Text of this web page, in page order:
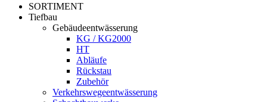
SORTIMENT
Tiefbau
Gebäudeentwässerung
KG / KG2000
HT
Abläufe
Rückstau
Zubehör
Verkehrswegeentwässerung